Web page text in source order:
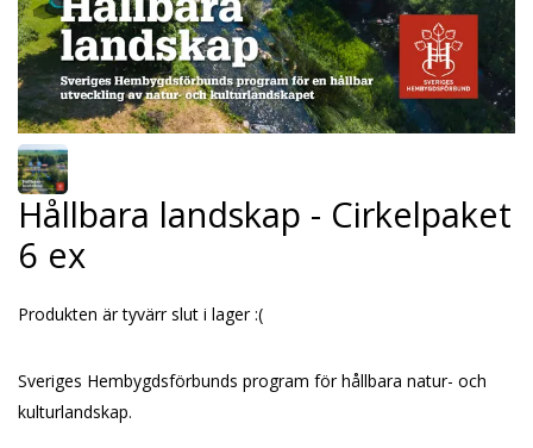
Hållbara landskap - Cirkelpaket
6 ex
Produkten är tyvärr slut i lager :(
Sveriges Hembygdsförbunds program för hållbara natur- och
kulturlandskap.